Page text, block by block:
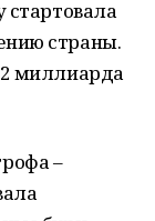
стартовала
страны.
миллиарда
–